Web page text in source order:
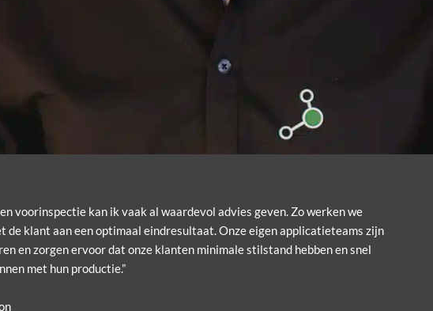
voorinspectie kan ik vaak al waardevol advies geven. Zo werken we
de klant aan een optimaal eindresultaat. Onze eigen applicatieteams zijn
en zorgen ervoor dat onze klanten minimale stilstand hebben en snel
met hun productie.”